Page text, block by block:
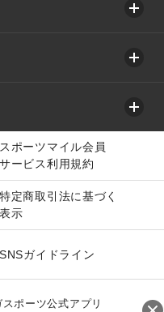
スポーツマイル会員
サービス利用規約
特定商取引法に基づく
表示
SNSガイドライン
ポーツ公式アプリ